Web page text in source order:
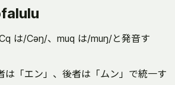
は/Cəŋ/、muq は/muŋ/と発音す
は「エン」、後者は「ムン」で統一す